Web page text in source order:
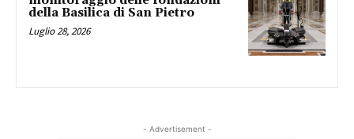
della Basilica di San Pietro
Luglio 28, 2026
- Advertisement -